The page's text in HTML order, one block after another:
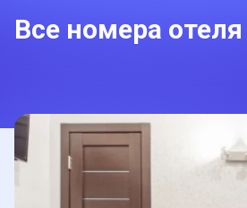
Все номера отеля